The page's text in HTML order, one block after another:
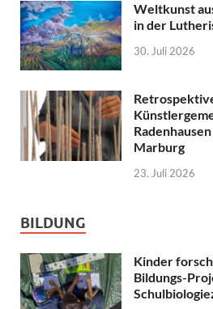
Weltkunst
in der
30. Juli 2026
Marburg
23. Juli 2026
BILDUNG
Kinder
Bildungs-